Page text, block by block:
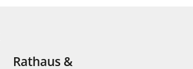
Rathaus &